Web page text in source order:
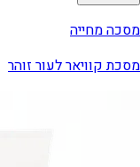
מסכה מחייה
מסכת קוויאר לעור זוהר